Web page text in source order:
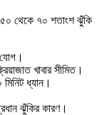
৫০ থেকে ৭০ শতাংশ ঝুঁকি
যোগ।
খাবার সীমিত।
ধ্যান।
ঝুঁকির কারণ।